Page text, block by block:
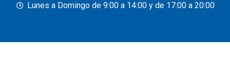
Lunes a Domingo de 9:00 a 14:00 y de 17:00 a 20:00